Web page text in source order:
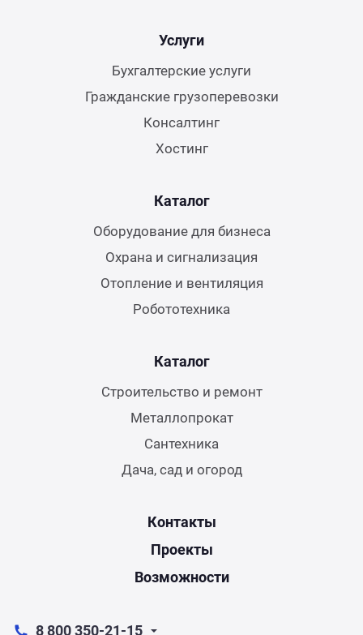
Услуги
Бухгалтерские услуги
Гражданские грузоперевозки
Консалтинг
Хостинг
Каталог
Оборудование для бизнеса
Охрана и сигнализация
Отопление и вентиляция
Робототехника
Каталог
Строительство и ремонт
Металлопрокат
Сантехника
Дача, сад и огород
Контакты
Проекты
Возможности
8 800 350-21-15